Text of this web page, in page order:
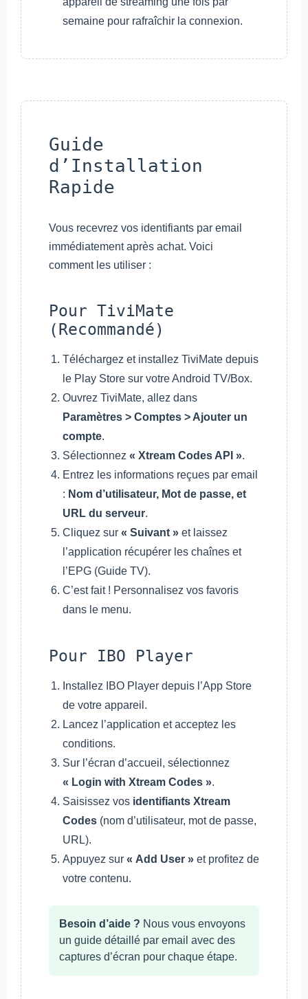
semaine pour rafraîchir la connexion.
Guide
d’Installation
Rapide
Vous recevrez vos identifiants par email
immédiatement après achat. Voici
comment les utiliser :
Pour TiviMate
(Recommandé)
Téléchargez et installez TiviMate depuis
le Play Store sur votre Android TV/Box.
Ouvrez TiviMate, allez dans
Paramètres > Comptes > Ajouter un
compte.
Sélectionnez « Xtream Codes API ».
Entrez les informations reçues par email
: Nom d’utilisateur, Mot de passe, et
URL du serveur.
Cliquez sur « Suivant » et laissez
l’application récupérer les chaînes et
l’EPG (Guide TV).
C’est fait ! Personnalisez vos favoris
dans le menu.
Pour IBO Player
Installez IBO Player depuis l’App Store
de votre appareil.
Lancez l’application et acceptez les
conditions.
Sur l’écran d’accueil, sélectionnez
« Login with Xtream Codes ».
Saisissez vos identifiants Xtream
Codes (nom d’utilisateur, mot de passe,
URL).
Appuyez sur « Add User » et profitez de
votre contenu.
Besoin d’aide ? Nous vous envoyons
un guide détaillé par email avec des
captures d’écran pour chaque étape.